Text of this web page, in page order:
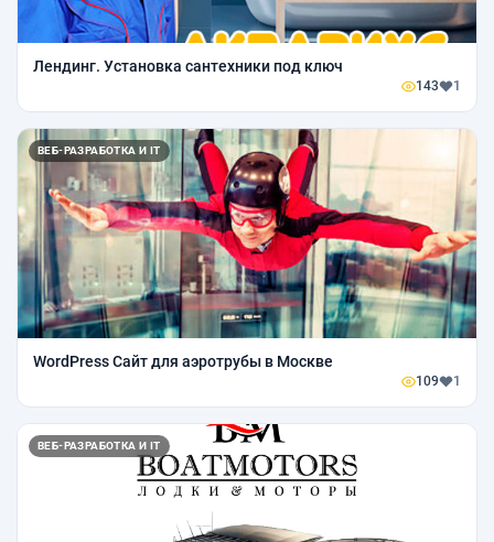
Лендинг. Установка сантехники под ключ
143 1
ВЕБ-РАЗРАБОТКА И IT
WordPress Сайт для аэротрубы в Москве
109 1
ВЕБ-РАЗРАБОТКА И IT